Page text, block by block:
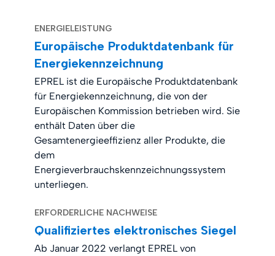
ENERGIELEISTUNG
Europäische Produktdatenbank für
Energiekennzeichnung
EPREL ist die Europäische Produktdatenbank
für Energiekennzeichnung, die von der
Europäischen Kommission betrieben wird. Sie
enthält Daten über die
Gesamtenergieeffizienz aller Produkte, die
dem
Energieverbrauchskennzeichnungssystem
unterliegen.
ERFORDERLICHE NACHWEISE
Qualifiziertes elektronisches Siegel
Ab Januar 2022 verlangt EPREL von